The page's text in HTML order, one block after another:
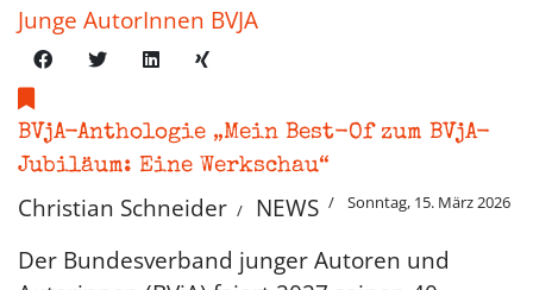
Junge AutorInnen BVJA
BVjA-Anthologie „Mein Best-Of zum BVjA-
Jubiläum: Eine Werkschau“
Christian Schneider NEWS Sonntag, 15. März 2026
Der Bundesverband junger Autoren und